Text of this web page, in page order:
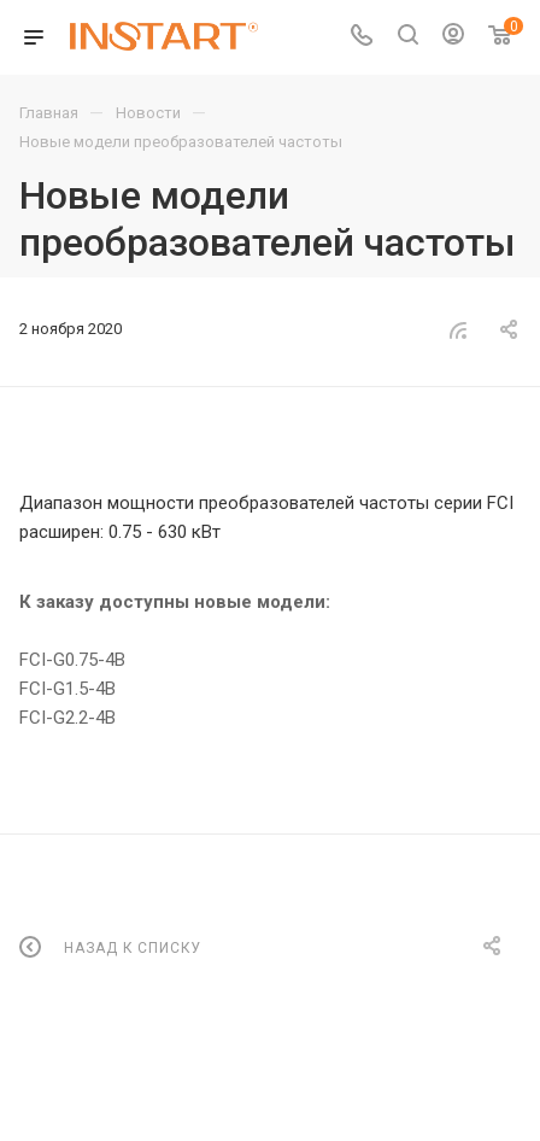
0
Главная — Новости —
Новые модели преобразователей частоты
Новые модели
преобразователей частоты
2 ноября 2020
Диапазон мощности преобразователей частоты серии FCI
расширен: 0.75 - 630 кВт
К заказу доступны новые модели:
FCI-G0.75-4B
FCI-G1.5-4B
FCI-G2.2-4B
НАЗАД К СПИСКУ